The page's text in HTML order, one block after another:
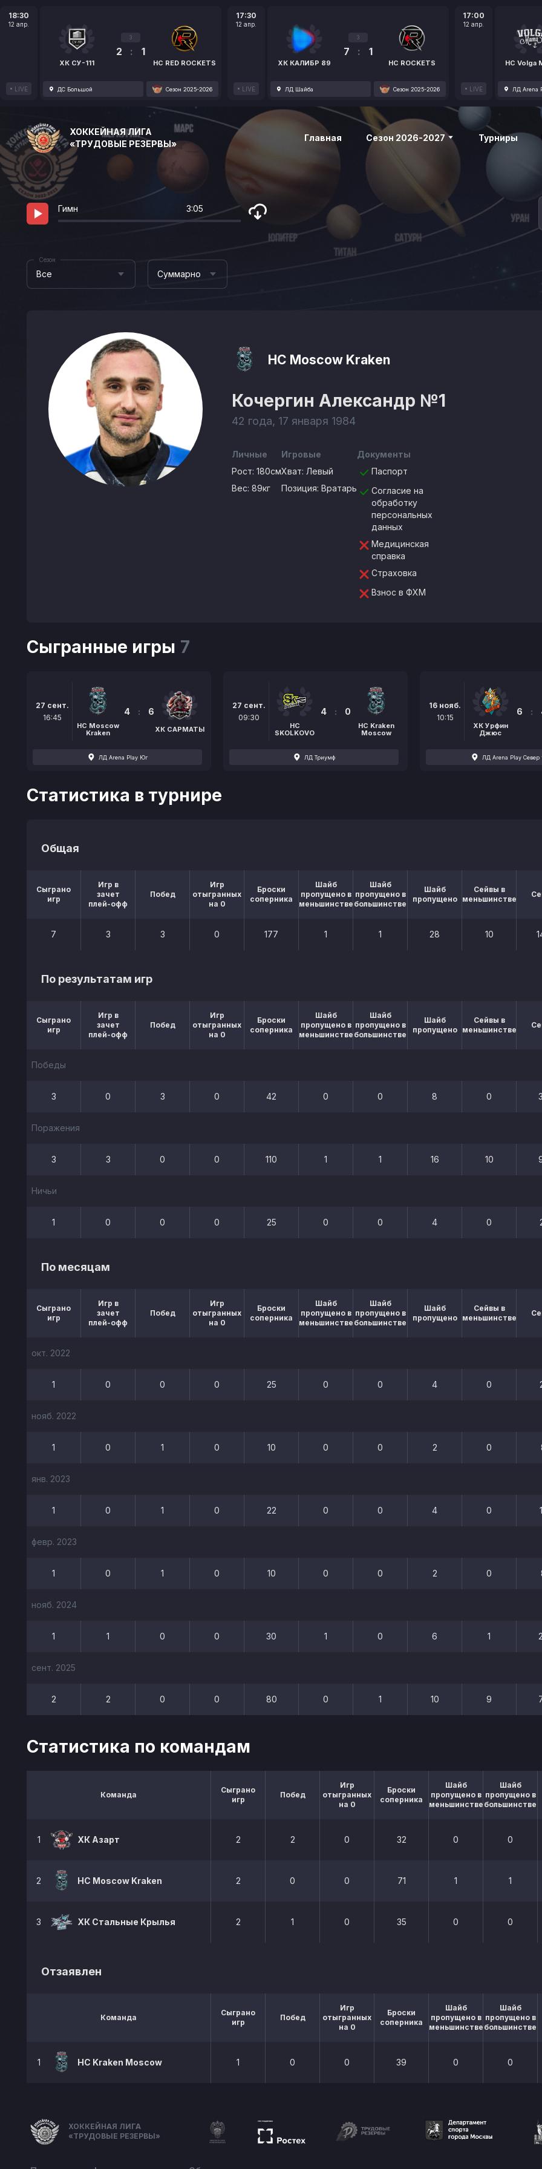
18:30
12 апр.
LIVE
ХК СУ-111
3
2 : 1
HC RED ROCKETS
ДС Большой Сезон 2025-2026
17:30
12 апр.
LIVE
ХК КАЛИБР 89
3
7 : 1
HC ROCKETS
ЛД Шайба Сезон 2025-2026
17:00
12 апр.
LIVE
HC Volga
ЛД Arena
ХОККЕЙНАЯ ЛИГА
«ТРУДОВЫЕ РЕЗЕРВЫ»
Главная Сезон 2026-2027 Турниры
Гимн 3:05
Все
Сезон
Суммарно
HC Moscow Kraken
Кочергин Александр №1
42 года, 17 января 1984
Личные
Рост: 180см
Вес: 89кг
Игровые
Хват: Левый
Позиция: Вратарь
Документы
Паспорт
Согласие на
обработку
персональных
данных
Медицинская
справка
Страховка
Взнос в ФХМ
Сыгранные игры 7
27 сент.
16:45
HC Moscow
Kraken
4 : 6
ХК САРМАТЫ
ЛД Arena Play Юг
27 сент.
09:30
HC
SKOLKOVO
4 : 0
HC Kraken
Moscow
ЛД Триумф
16 нояб.
10:15
ХК Урфин
Джюс
6 :
ЛД Arena Play Север
Статистика в турнире
Общая
Сыграно
игр
Игр в
зачет
плей-офф
Побед
Игр
отыгранных
на 0
Броски
соперника
Шайб
пропущено в
меньшинстве
Шайб
пропущено в
большинстве
Шайб
пропущено
Сейвы в
меньшинстве
7 3 3 0 177 1 1 28 10
По результатам игр
Сыграно
игр
Игр в
зачет
плей-офф
Побед
Игр
отыгранных
на 0
Броски
соперника
Шайб
пропущено в
меньшинстве
Шайб
пропущено в
большинстве
Шайб
пропущено
Сейвы в
меньшинстве
Победы
3 0 3 0 42 0 0 8 0
Поражения
3 3 0 0 110 1 1 16 10
Ничьи
1 0 0 0 25 0 0 4 0
По месяцам
Сыграно
игр
Игр в
зачет
плей-офф
Побед
Игр
отыгранных
на 0
Броски
соперника
Шайб
пропущено в
меньшинстве
Шайб
пропущено в
большинстве
Шайб
пропущено
Сейвы в
меньшинстве
окт. 2022
1 0 0 0 25 0 0 4 0
нояб. 2022
1 0 1 0 10 0 0 2 0
янв. 2023
1 0 1 0 22 0 0 4 0
февр. 2023
1 0 1 0 10 0 0 2 0
нояб. 2024
1 1 0 0 30 1 0 6 1
сент. 2025
2 2 0 0 80 0 1 10 9
Статистика по командам
Команда
Сыграно
игр
Побед
Игр
отыгранных
на 0
Броски
соперника
Шайб
пропущено в
меньшинстве
Шайб
пропущено в
большинстве
1 ХК Азарт 2 2 0 32 0 0
2 HC Moscow Kraken 2 0 0 71 1 1
3 ХК Стальные Крылья 2 1 0 35 0 0
Отзаявлен
Команда
Сыграно
игр
Побед
Игр
отыгранных
на 0
Броски
соперника
Шайб
пропущено в
меньшинстве
Шайб
пропущено в
большинстве
1 HC Kraken Moscow 1 0 0 39 0 0
ХОККЕЙНАЯ ЛИГА
«ТРУДОВЫЕ РЕЗЕРВЫ»